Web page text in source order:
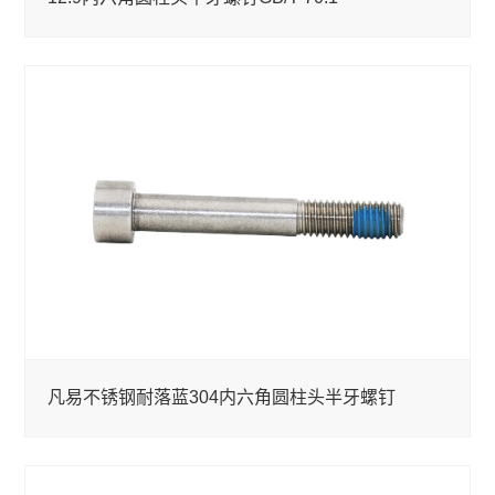
凡易不锈钢耐落蓝304内六角圆柱头半牙螺钉